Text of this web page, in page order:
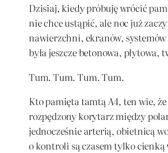
Dzisiaj, kiedy próbuję wrócić
nie chce ustąpić, ale noc już
nawierzchni, ekranów,
była jeszcze betonowa,
Tum. Tum. Tum. Tum.
Kto pamięta tamtą A4, ten wie,
rozpędzony korytarz między
jednocześnie arterią, obietnicą
o kontroli są czasem tylko